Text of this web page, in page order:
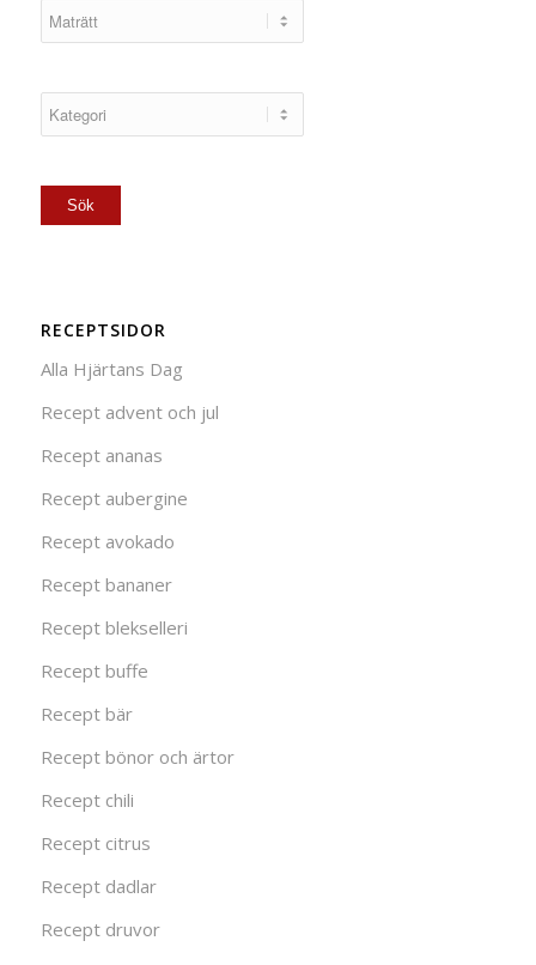
RECEPTSIDOR
Alla Hjärtans Dag
Recept advent och jul
Recept ananas
Recept aubergine
Recept avokado
Recept bananer
Recept blekselleri
Recept buffe
Recept bär
Recept bönor och ärtor
Recept chili
Recept citrus
Recept dadlar
Recept druvor